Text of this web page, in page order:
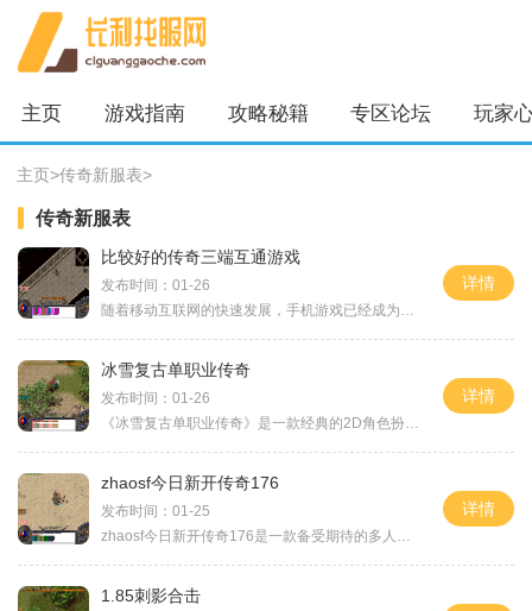
主页 游戏指南 攻略秘籍 专区论坛 玩家
主页>传奇新服表>
传奇新服表
比较好的传奇三端互通游戏
发布时间：01-26
随着移动互联网的快速发展，手机游戏已经成为人们休闲娱乐的主要方式之一。而在手机游戏当中，传奇类游戏一直都备受玩家们的喜爱。传奇游戏以其独特的玩法和丰富的游戏内容，
详情
冰雪复古单职业传奇
发布时间：01-26
《冰雪复古单职业传奇》是一款经典的2D角色扮演游戏，以其激情燃烧的战斗、万人在线的玩家互动和精美的游戏画面而广受玩家喜爱。本文将为大家详细介绍这款游戏的具体玩法。在《
详情
zhaosf今日新开传奇176
发布时间：01-25
zhaosf今日新开传奇176是一款备受期待的多人在线角色扮演游戏。在这个虚拟的游戏世界里，玩家将扮演勇敢的战士，体验刺激的战斗，探索未知的冒险。本文将为大家介绍这款游戏的具
详情
1.85刺影合击